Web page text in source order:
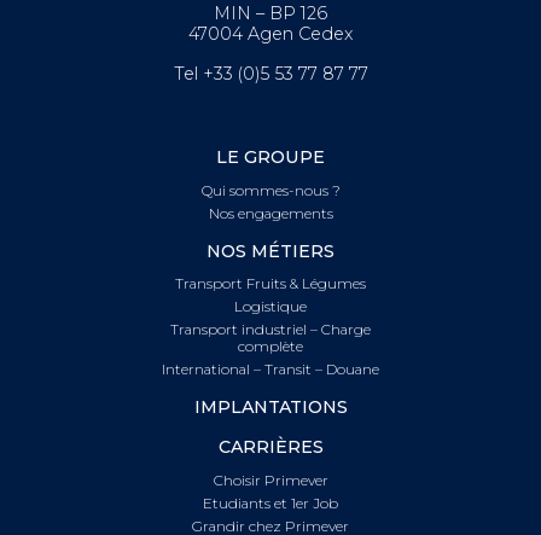
MIN – BP 126
47004 Agen Cedex
Tel +33 (0)5 53 77 87 77
LE GROUPE
Qui sommes-nous ?
Nos engagements
NOS MÉTIERS
Transport Fruits & Légumes
Logistique
Transport industriel – Charge
complète
International – Transit – Douane
IMPLANTATIONS
CARRIÈRES
Choisir Primever
Etudiants et 1er Job
Grandir chez Primever